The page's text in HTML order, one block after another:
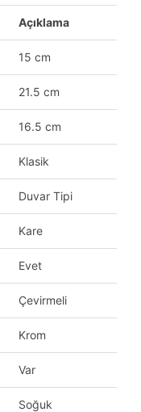
Açıklama
15 cm
21.5 cm
16.5 cm
Klasik
Duvar Tipi
Kare
Evet
Çevirmeli
Krom
Var
Soğuk